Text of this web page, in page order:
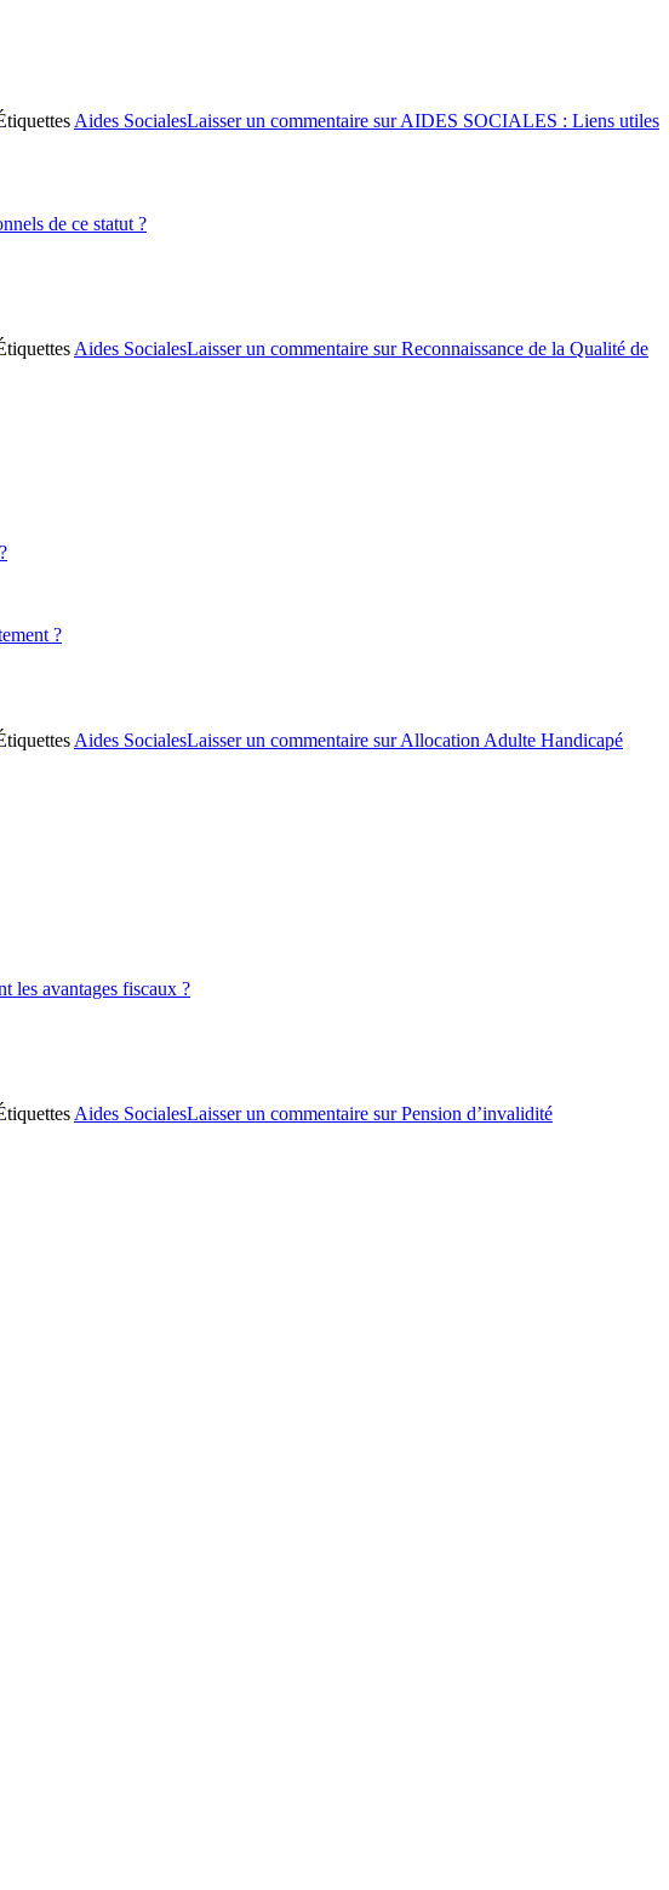
Aides SocialesLaisser un commentaire sur AIDES SOCIALES : Liens utiles
de ce statut ?
Aides SocialesLaisser un commentaire sur Reconnaissance de la Qualité de
?
Aides SocialesLaisser un commentaire sur Allocation Adulte Handicapé
les avantages fiscaux ?
Aides SocialesLaisser un commentaire sur Pension d’invalidité